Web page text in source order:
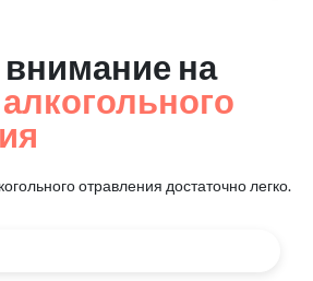
на
отравления достаточно легко.